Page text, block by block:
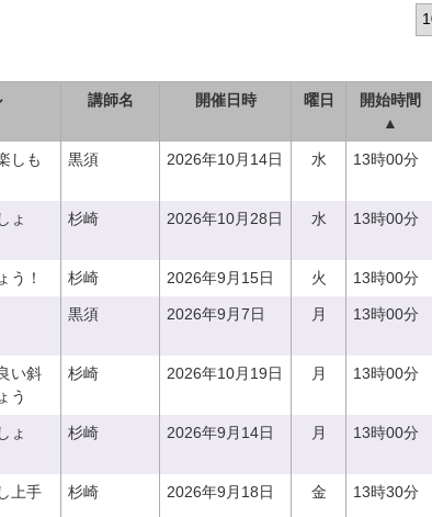
講師名 開催日時 曜日
開始時間
▲
しも
黒須 2026年10月14日 水 13時00分
ょ
杉崎 2026年10月28日 水 13時00分
う！ 杉崎 2026年9月15日 火 13時00分
黒須 2026年9月7日 月 13時00分
い斜
う
杉崎 2026年10月19日 月 13時00分
ょ
杉崎 2026年9月14日 月 13時00分
上手
杉崎 2026年9月18日 金 13時30分